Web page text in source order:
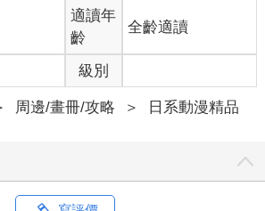
適讀年
齡
全齡適讀
級別
周邊/畫冊/攻略 ＞ 日系動漫精品